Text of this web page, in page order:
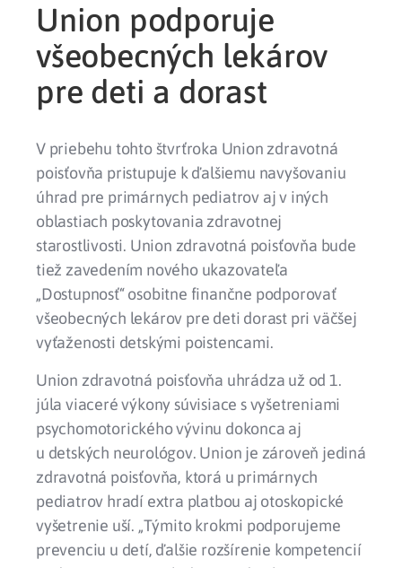
Union podporuje
všeobecných lekárov
pre deti a dorast
V priebehu tohto štvrťroka Union zdravotná
poisťovňa pristupuje k ďalšiemu navyšovaniu
úhrad pre primárnych pediatrov aj v iných
oblastiach poskytovania zdravotnej
starostlivosti. Union zdravotná poisťovňa bude
tiež zavedením nového ukazovateľa
„Dostupnosť“ osobitne finančne podporovať
všeobecných lekárov pre deti dorast pri väčšej
vyťaženosti detskými poistencami.
Union zdravotná poisťovňa uhrádza už od 1.
júla viaceré výkony súvisiace s vyšetreniami
psychomotorického vývinu dokonca aj
u detských neurológov. Union je zároveň jediná
zdravotná poisťovňa, ktorá u primárnych
pediatrov hradí extra platbou aj otoskopické
vyšetrenie uší. „Týmito krokmi podporujeme
prevenciu u detí, ďalšie rozšírenie kompetencií